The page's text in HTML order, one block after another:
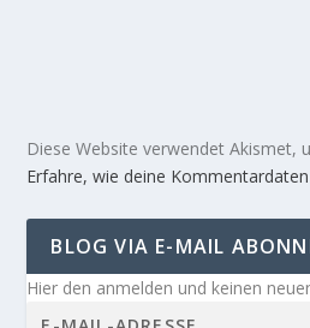
Diese Website verwendet Akismet,
Erfahre, wie deine
BLOG VIA E-MAIL
Hier den anmelden und keinen